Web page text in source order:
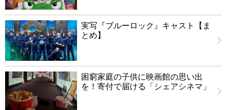
実写『ブルーロック』キャスト【ま
とめ】
困窮家庭の子供に映画館の思い出
を！寄付で届ける「シェアシネマ」